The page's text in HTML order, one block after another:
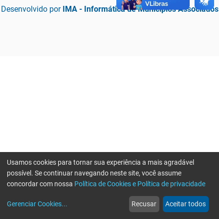
Desenvolvido por IMA - Informática de Municípios Associados
web
Notícias
more_horiz
Mais
Usamos cookies para tornar sua experiência a mais agradável
possível. Se continuar navegando neste site, você assume
concordar com nossa Política de Cookies e Política de privacidade
Gerenciar Cookies... Recusar Aceitar todos
Erro ao enviar informações, por favor tente novamente